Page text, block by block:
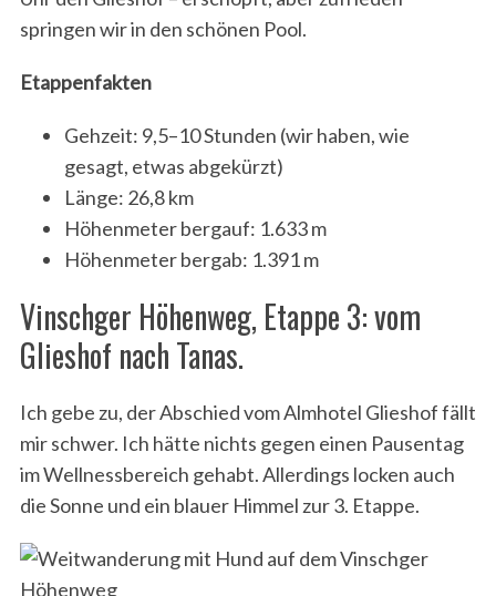
springen wir in den schönen Pool.
Etappenfakten
Gehzeit: 9,5–10 Stunden (wir haben, wie
gesagt, etwas abgekürzt)
Länge: 26,8 km
Höhenmeter bergauf: 1.633 m
Höhenmeter bergab: 1.391 m
Vinschger Höhenweg, Etappe 3: vom
Glieshof nach Tanas.
Ich gebe zu, der Abschied vom Almhotel Glieshof fällt
mir schwer. Ich hätte nichts gegen einen Pausentag
im Wellnessbereich gehabt. Allerdings locken auch
die Sonne und ein blauer Himmel zur 3. Etappe.